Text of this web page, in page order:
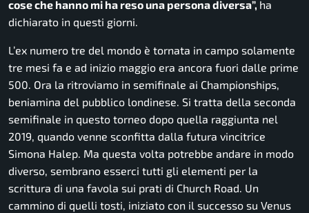
cose che hanno mi ha reso una persona diversa”, ha
dichiarato in questi giorni.
L’ex numero tre del mondo è tornata in campo solamente
tre mesi fa e ad inizio maggio era ancora fuori dalle prime
500. Ora la ritroviamo in semifinale ai Championships,
beniamina del pubblico londinese. Si tratta della seconda
semifinale in questo torneo dopo quella raggiunta nel
2019, quando venne sconfitta dalla futura vincitrice
Simona Halep. Ma questa volta potrebbe andare in modo
diverso, sembrano esserci tutti gli elementi per la
scrittura di una favola sui prati di Church Road. Un
cammino di quelli tosti, iniziato con il successo su Venus